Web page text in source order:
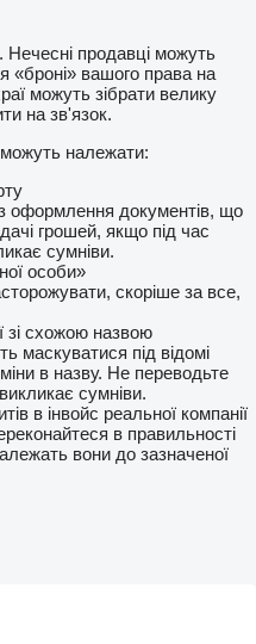
продавці можуть
«броні» вашого права на
можуть зібрати велику
на зв'язок.
належати:
оформлення документів, що
грошей, якщо під час
сумніви.
особи»
скоріше за все,
зі схожою назвою
маскуватися під відомі
в назву. Не переводьте
сумніви.
в інвойс реальної компанії
в правильності
вони до зазначеної